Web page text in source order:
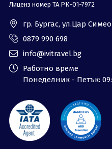
0879 990 698
Лиценз номер ТА РК-01-7972
гр. Бургас, ул.Цар
0879 990 698
info@ivitravel.bg
Работно време
Понеделник - Петък: